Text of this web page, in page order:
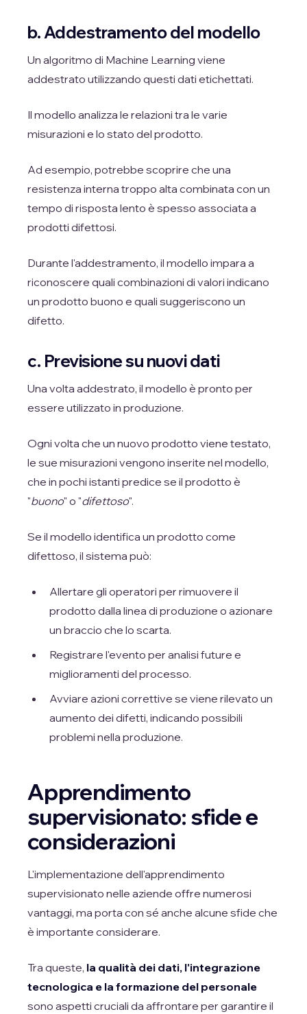
b. Addestramento del modello
Un algoritmo di Machine Learning viene
addestrato utilizzando questi dati etichettati.
Il modello analizza le relazioni tra le varie
misurazioni e lo stato del prodotto.
Ad esempio, potrebbe scoprire che una
resistenza interna troppo alta combinata con un
tempo di risposta lento è spesso associata a
prodotti difettosi.
Durante l'addestramento, il modello impara a
riconoscere quali combinazioni di valori indicano
un prodotto buono e quali suggeriscono un
difetto.
c. Previsione su nuovi dati
Una volta addestrato, il modello è pronto per
essere utilizzato in produzione.
Ogni volta che un nuovo prodotto viene testato,
le sue misurazioni vengono inserite nel modello,
che in pochi istanti predice se il prodotto è
"buono" o "difettoso".
Se il modello identifica un prodotto come
difettoso, il sistema può:
Allertare gli operatori per rimuovere il
prodotto dalla linea di produzione o azionare
un braccio che lo scarta.
Registrare l'evento per analisi future e
miglioramenti del processo.
Avviare azioni correttive se viene rilevato un
aumento dei difetti, indicando possibili
problemi nella produzione.
Apprendimento
supervisionato: sfide e
considerazioni
L'implementazione dell'apprendimento
supervisionato nelle aziende offre numerosi
vantaggi, ma porta con sé anche alcune sfide che
è importante considerare.
Tra queste, la qualità dei dati, l'integrazione
tecnologica e la formazione del personale
sono aspetti cruciali da affrontare per garantire il